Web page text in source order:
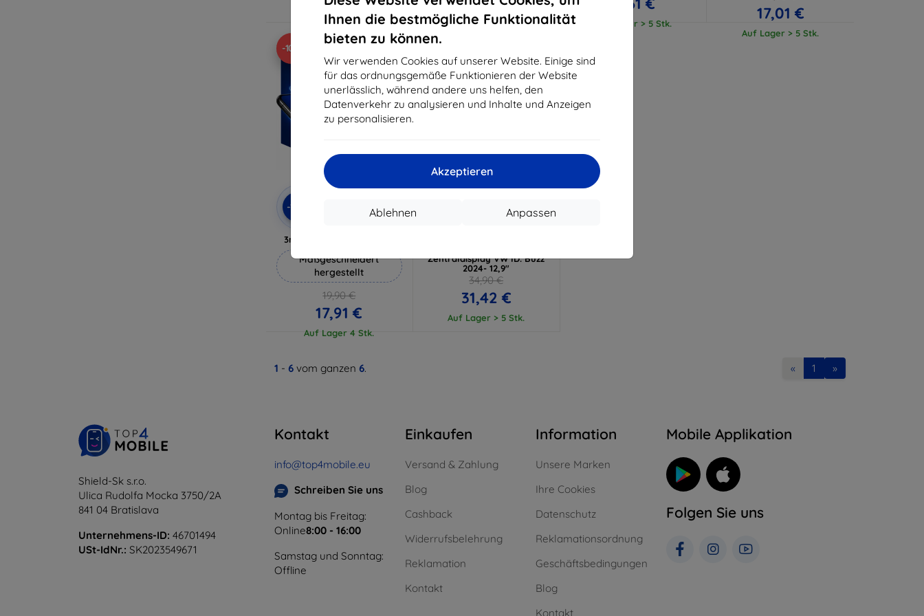
Ihnen die bestmögliche Funktionalität
bieten zu können.
Wir verwenden Cookies auf unserer Website. Einige sind
für das ordnungsgemäße Funktionieren der Website
unerlässlich, während andere uns helfen, den
Datenverkehr zu analysieren und Inhalte und Anzeigen
zu personalisieren.
Akzeptieren
Anpassen
Ablehnen
Auf Lager 3 Stk. Auf Lager > 5 Stk. Auf Lager > 5 Stk.
17,01 €
Auf Lager > 5 Stk.
-10%
-10% EXTRA10
3mk Hammer Schutzfolie
Maßgeschneidert
hergestellt
19,90 €
17,91 €
Auf Lager 4 Stk.
Gutschein
Zentraldisplay VW ID. Buzz
2024- 12,9"
34,90 €
31,42 €
Auf Lager > 5 Stk.
1 - 6 vom ganzen 6. « 1 »
Shield-Sk s.r.o.
Ulica Rudolfa Mocka 3750/2A
841 04 Bratislava
Unternehmens-ID: 46701494
USt-IdNr.: SK2023549671
Kontakt
info@top4mobile.eu
Schreiben Sie uns
Montag bis Freitag:
Online8:00 - 16:00
Samstag und Sonntag:
Offline
Einkaufen
Versand & Zahlung
Blog
Cashback
Widerrufsbelehrung
Reklamation
Kontakt
Information
Unsere Marken
Ihre Cookies
Datenschutz
Reklamationsordnung
Geschäftsbedingungen
Blog
Kontakt
Mobile Applikation
Folgen Sie uns